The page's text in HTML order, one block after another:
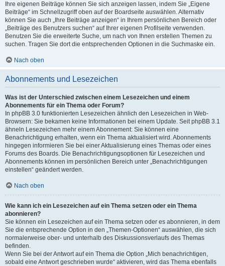
Ihre eigenen Beiträge können Sie sich anzeigen lassen, indem Sie „Eigene
Beiträge“ im Schnellzugriff oben auf der Boardseite auswählen. Alternativ
können Sie auch „Ihre Beiträge anzeigen“ in Ihrem persönlichen Bereich oder
„Beiträge des Benutzers suchen“ auf Ihrer eigenen Profilseite verwenden.
Benutzen Sie die erweiterte Suche, um nach von Ihnen erstellen Themen zu
suchen. Tragen Sie dort die entsprechenden Optionen in die Suchmaske ein.
Nach oben
Abonnements und Lesezeichen
Was ist der Unterschied zwischen einem Lesezeichen und einem
Abonnements für ein Thema oder Forum?
In phpBB 3.0 funktionierten Lesezeichen ähnlich den Lesezeichen in Web-
Browsern: Sie bekamen keine Informationen bei einem Update. Seit phpBB 3.1
ähneln Lesezeichen mehr einem Abonnement: Sie können eine
Benachrichtigung erhalten, wenn ein Thema aktualisiert wird. Abonnements
hingegen informieren Sie bei einer Aktualisierung eines Themas oder eines
Forums des Boards. Die Benachrichtigungsoptionen für Lesezeichen und
Abonnements können im persönlichen Bereich unter „Benachrichtigungen
einstellen“ geändert werden.
Nach oben
Wie kann ich ein Lesezeichen auf ein Thema setzen oder ein Thema
abonnieren?
Sie können ein Lesezeichen auf ein Thema setzen oder es abonnieren, in dem
Sie die entsprechende Option in den „Themen-Optionen“ auswählen, die sich
normalerweise ober- und unterhalb des Diskussionsverlaufs des Themas
befinden.
Wenn Sie bei der Antwort auf ein Thema die Option „Mich benachrichtigen,
sobald eine Antwort geschrieben wurde“ aktivieren, wird das Thema ebenfalls